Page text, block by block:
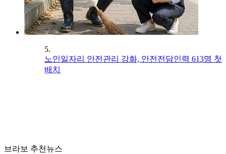
5.
노인일자리 안전관리 강화, 안전전담인력 613명 첫
배치
브라보 추천뉴스